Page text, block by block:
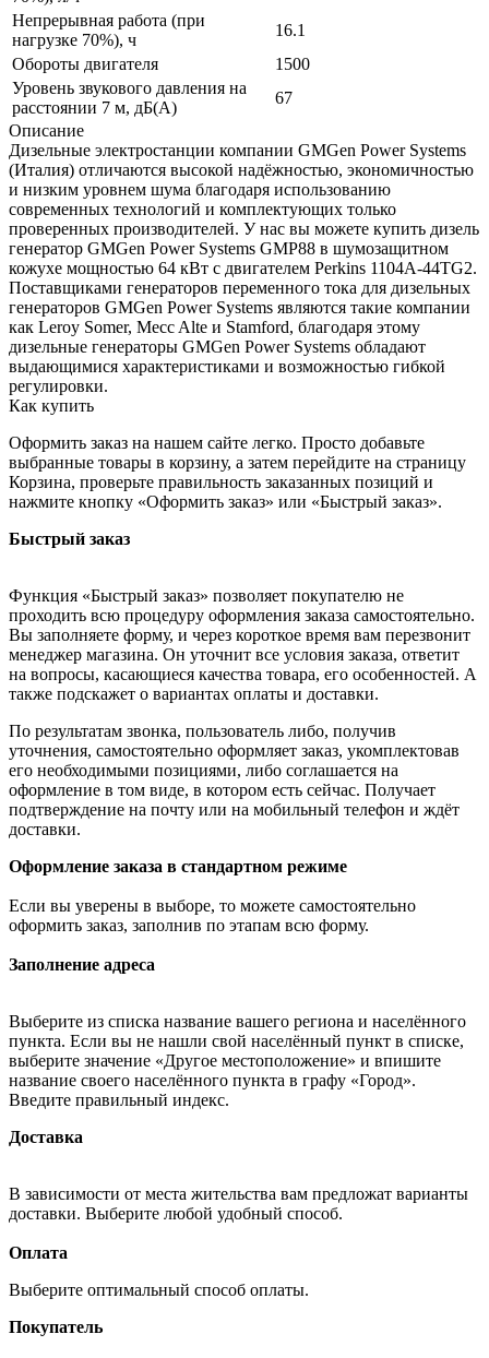
Непрерывная работа (при
нагрузке 70%), ч
16.1
Обороты двигателя
1500
Уровень звукового давления на
расстоянии 7 м, дБ(A)
67
Описание
Дизельные электростанции компании GMGen Power Systems
(Италия) отличаются высокой надёжностью, экономичностью
и низким уровнем шума благодаря использованию
современных технологий и комплектующих только
проверенных производителей. У нас вы можете купить дизель
генератор GMGen Power Systems GMP88 в шумозащитном
кожухе мощностью 64 кВт с двигателем Perkins 1104A-44TG2.
Поставщиками генераторов переменного тока для дизельных
генераторов GMGen Power Systems являются такие компании
как Leroy Somer, Mecc Alte и Stamford, благодаря этому
дизельные генераторы GMGen Power Systems обладают
выдающимися характеристиками и возможностью гибкой
регулировки.
Как купить
Оформить заказ на нашем сайте легко. Просто добавьте
выбранные товары в корзину, а затем перейдите на страницу
Корзина, проверьте правильность заказанных позиций и
нажмите кнопку «Оформить заказ» или «Быстрый заказ».
Быстрый заказ
Функция «Быстрый заказ» позволяет покупателю не
проходить всю процедуру оформления заказа самостоятельно.
Вы заполняете форму, и через короткое время вам перезвонит
менеджер магазина. Он уточнит все условия заказа, ответит
на вопросы, касающиеся качества товара, его особенностей. А
также подскажет о вариантах оплаты и доставки.
По результатам звонка, пользователь либо, получив
уточнения, самостоятельно оформляет заказ, укомплектовав
его необходимыми позициями, либо соглашается на
оформление в том виде, в котором есть сейчас. Получает
подтверждение на почту или на мобильный телефон и ждёт
доставки.
Оформление заказа в стандартном режиме
Если вы уверены в выборе, то можете самостоятельно
оформить заказ, заполнив по этапам всю форму.
Заполнение адреса
Выберите из списка название вашего региона и населённого
пункта. Если вы не нашли свой населённый пункт в списке,
выберите значение «Другое местоположение» и впишите
название своего населённого пункта в графу «Город».
Введите правильный индекс.
Доставка
В зависимости от места жительства вам предложат варианты
доставки. Выберите любой удобный способ.
Оплата
Выберите оптимальный способ оплаты.
Покупатель